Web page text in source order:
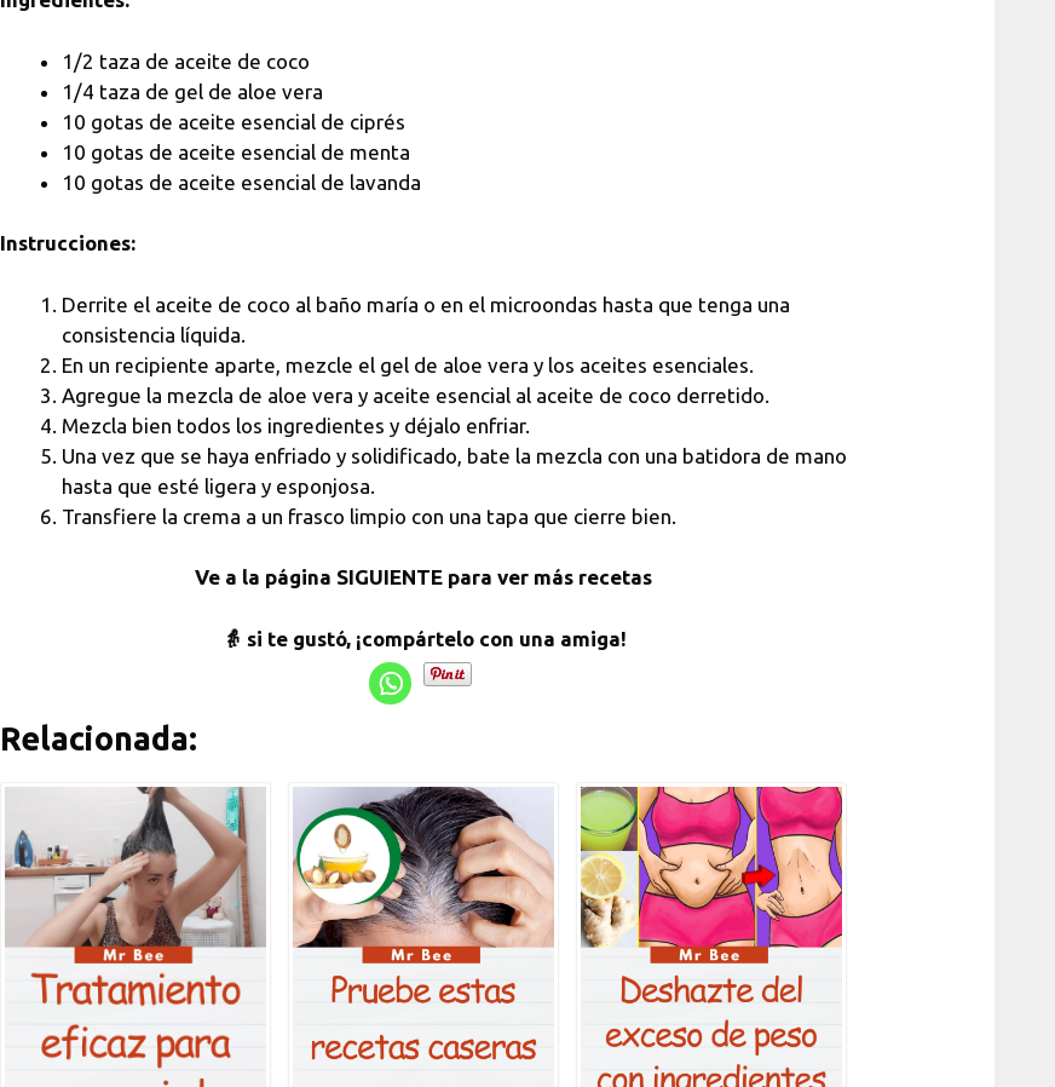
1/2 taza de aceite de coco
1/4 taza de gel de aloe vera
10 gotas de aceite esencial de ciprés
10 gotas de aceite esencial de menta
10 gotas de aceite esencial de lavanda
Instrucciones:
Derrite el aceite de coco al baño maría o en el microondas hasta que tenga una
consistencia líquida.
En un recipiente aparte, mezcle el gel de aloe vera y los aceites esenciales.
Agregue la mezcla de aloe vera y aceite esencial al aceite de coco derretido.
Mezcla bien todos los ingredientes y déjalo enfriar.
Una vez que se haya enfriado y solidificado, bate la mezcla con una batidora de mano
hasta que esté ligera y esponjosa.
Transfiere la crema a un frasco limpio con una tapa que cierre bien.
Ve a la página SIGUIENTE para ver más recetas
👵 si te gustó, ¡compártelo con una amiga!
Relacionada: